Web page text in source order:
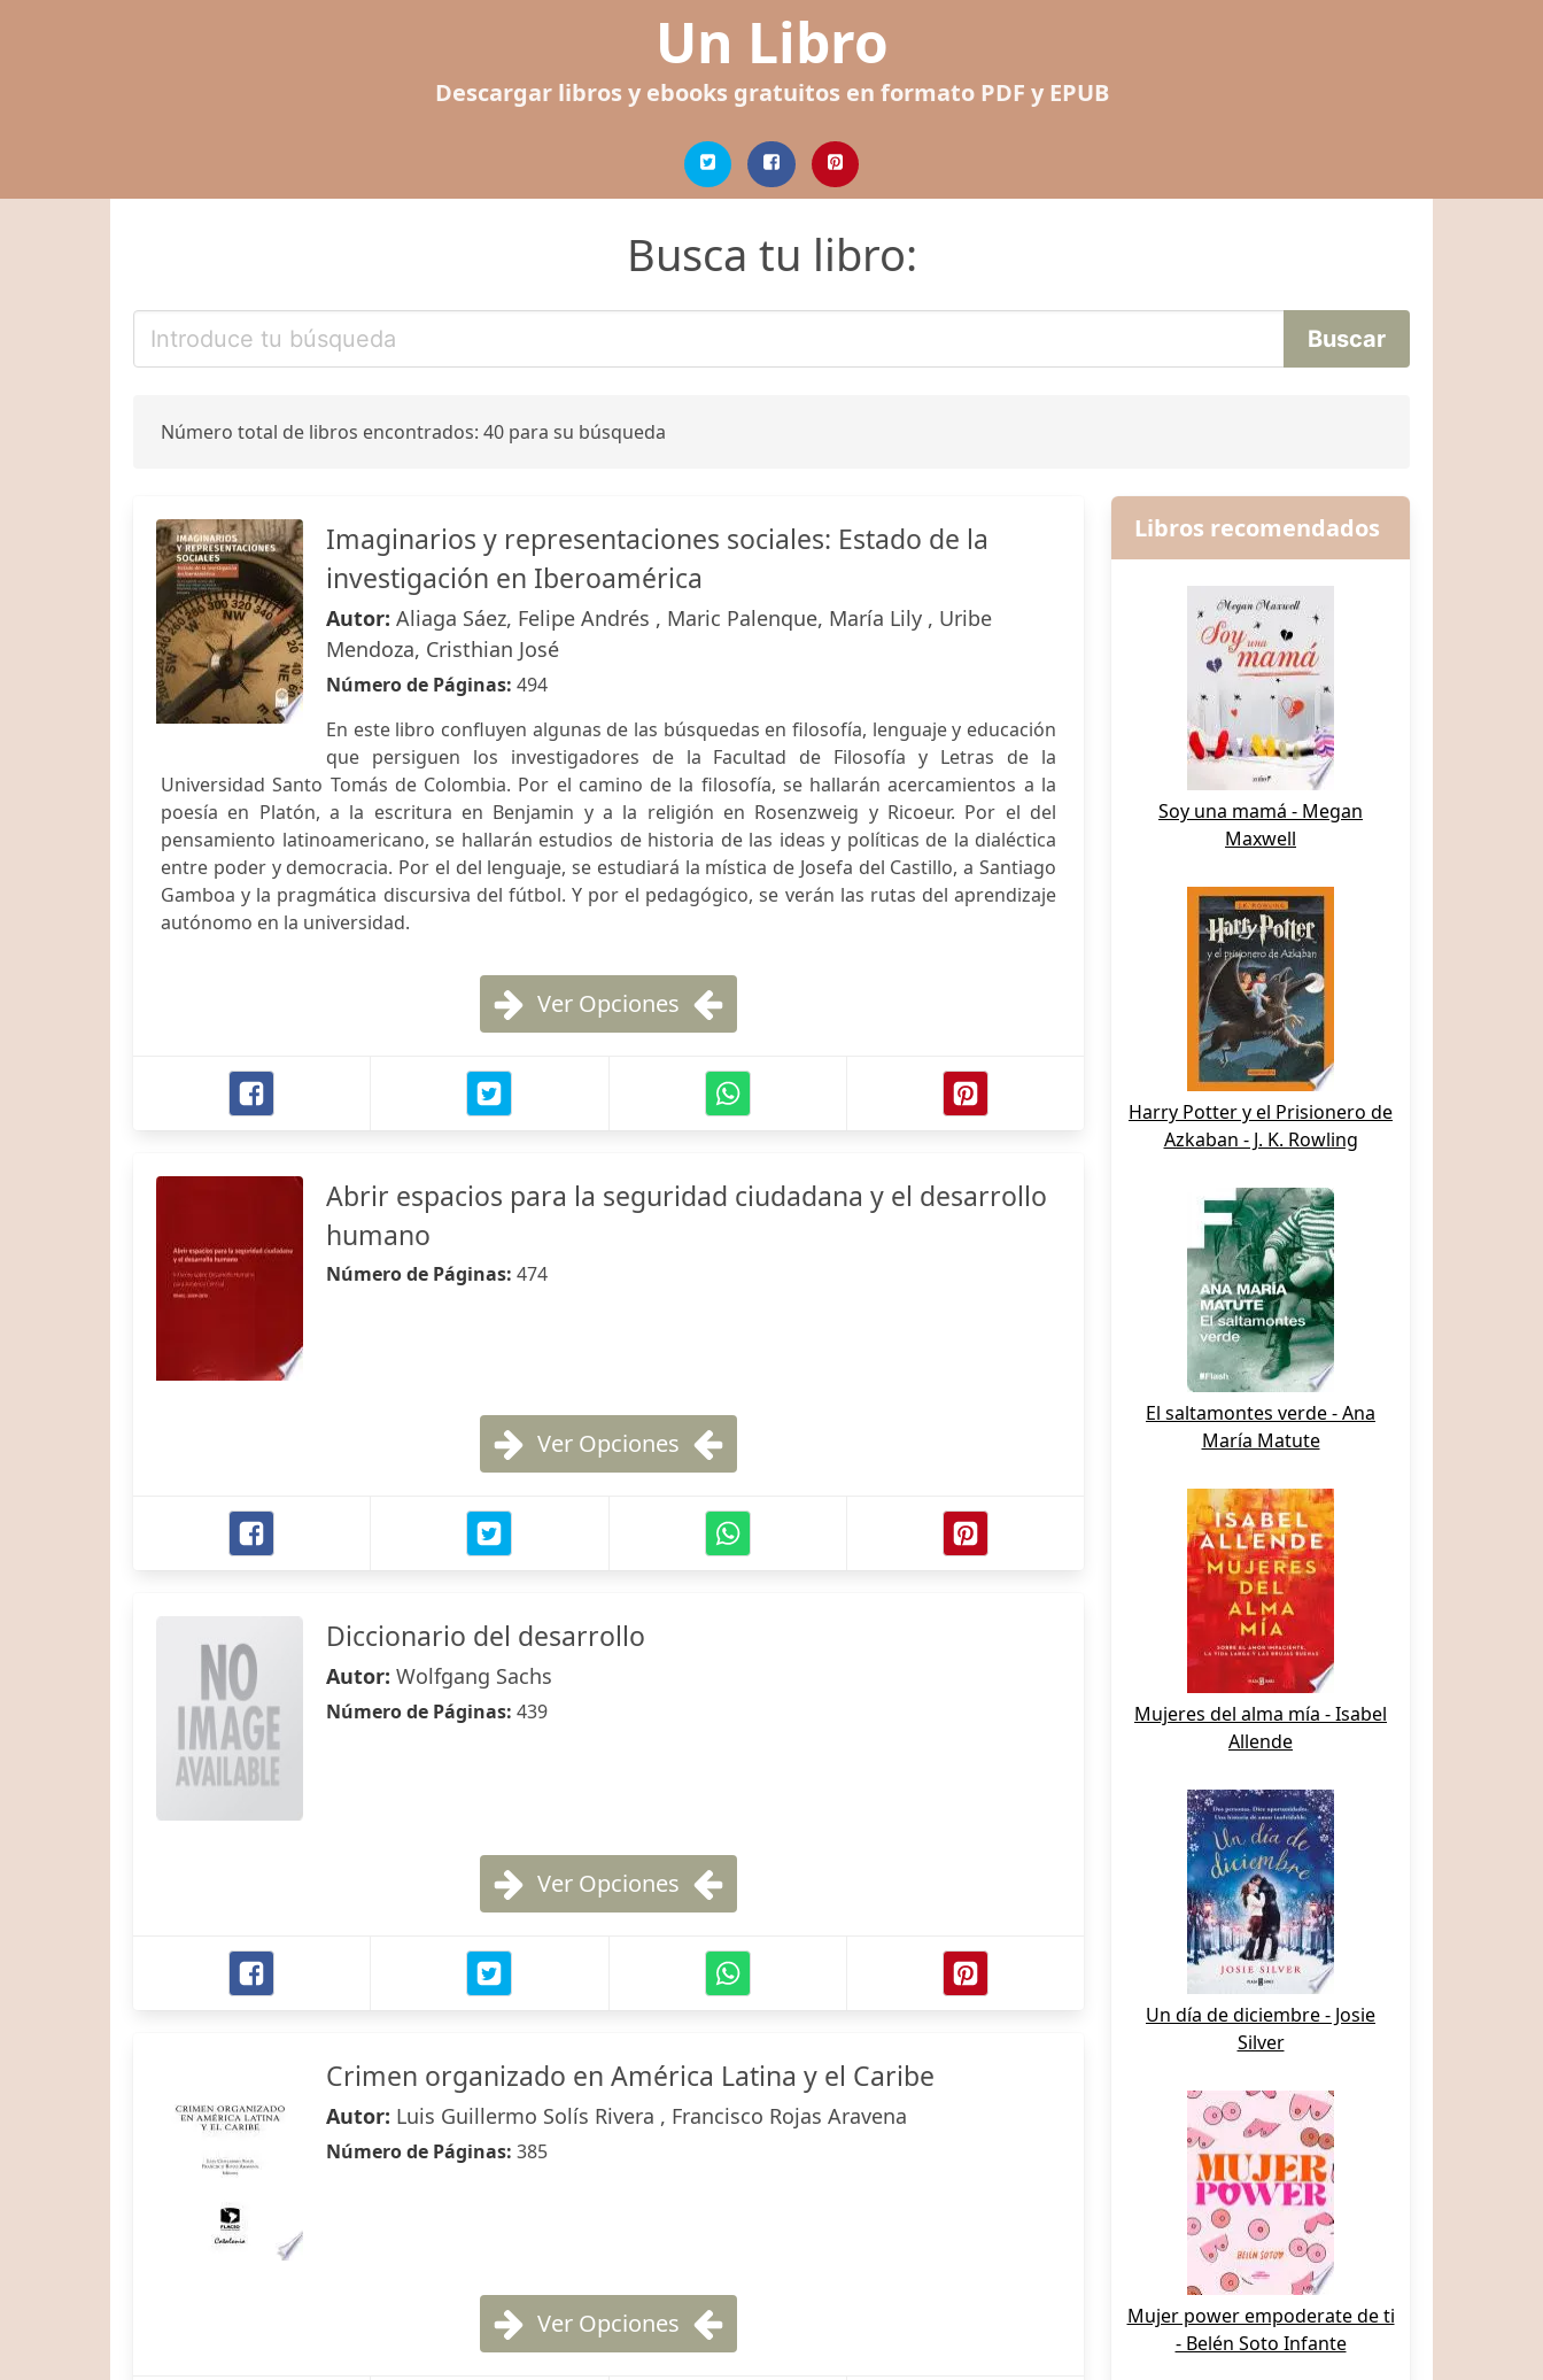
Un Libro
Descargar libros y ebooks gratuitos en formato PDF y EPUB
Busca tu libro:
Número total de libros encontrados: 40 para su búsqueda
Imaginarios y representaciones sociales: Estado de la
investigación en Iberoamérica
Autor: Aliaga Sáez, Felipe Andrés , Maric Palenque, María Lily , Uribe
Mendoza, Cristhian José
Número de Páginas: 494
En este libro confluyen algunas de las búsquedas en filosofía, lenguaje y educación
que persiguen los investigadores de la Facultad de Filosofía y Letras de la
Universidad Santo Tomás de Colombia. Por el camino de la filosofía, se hallarán acercamientos a la
poesía en Platón, a la escritura en Benjamin y a la religión en Rosenzweig y Ricoeur. Por el del
pensamiento latinoamericano, se hallarán estudios de historia de las ideas y políticas de la dialéctica
entre poder y democracia. Por el del lenguaje, se estudiará la mística de Josefa del Castillo, a Santiago
Gamboa y la pragmática discursiva del fútbol. Y por el pedagógico, se verán las rutas del aprendizaje
autónomo en la universidad.
Ver Opciones
Abrir espacios para la seguridad ciudadana y el desarrollo
humano
Número de Páginas: 474
Ver Opciones
Diccionario del desarrollo
Autor: Wolfgang Sachs
Número de Páginas: 439
Ver Opciones
Crimen organizado en América Latina y el Caribe
Autor: Luis Guillermo Solís Rivera , Francisco Rojas Aravena
Número de Páginas: 385
Ver Opciones
Libros recomendados
Soy una mamá - Megan
Maxwell
Harry Potter y el Prisionero de
Azkaban - J. K. Rowling
El saltamontes verde - Ana
María Matute
Mujeres del alma mía - Isabel
Allende
Un día de diciembre - Josie
Silver
Mujer power empoderate de ti
- Belén Soto Infante